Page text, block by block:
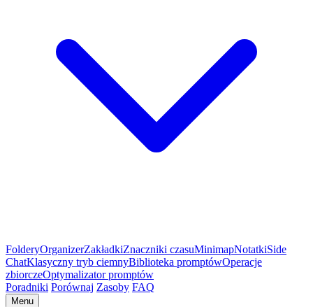
FolderyOrganizerZakładkiZnaczniki czasuMinimapNotatkiSide
ChatKlasyczny tryb ciemnyBiblioteka promptówOperacje
zbiorczeOptymalizator promptów
Poradniki Porównaj Zasoby FAQ
Menu